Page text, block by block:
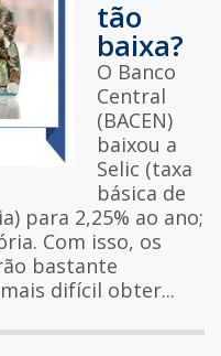
tão
baixa?
O Banco
Central
(BACEN)
baixou a
Selic (taxa
básica de
para 2,25% ao ano;
Com isso, os
bastante
difícil obter...